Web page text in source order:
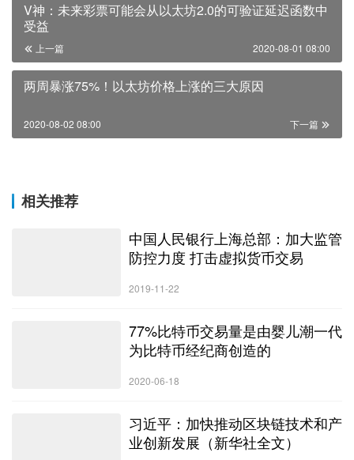
V神：未来彩票可能会从以太坊2.0的可验证延迟函数中
受益
上一篇 2020-08-01 08:00
两周暴涨75%！以太坊价格上涨的三大原因
下一篇
2020-08-02 08:00
相关推荐
中国人民银行上海总部：加大监管
防控力度 打击虚拟货币交易
2019-11-22
77%比特币交易量是由婴儿潮一代
为比特币经纪商创造的
2020-06-18
习近平：加快推动区块链技术和产
业创新发展（新华社全文）